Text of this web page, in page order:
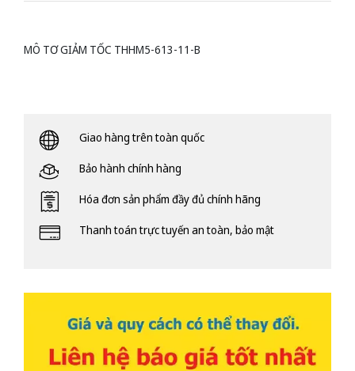
MÔ TƠ GIẢM TỐC THHM5-613-11-B
Giao hàng trên toàn quốc
Bảo hành chính hàng
Hóa đơn sản phẩm đầy đủ chính hãng
Thanh toán trực tuyến an toàn, bảo mật